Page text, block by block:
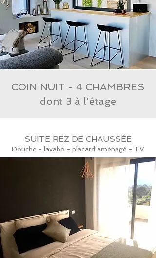
COIN NUIT - 4 CHAMBRES
dont 3 à l'étage
SUITE REZ DE CHAUSSÉE
Douche - lavabo - placard aménagé - TV